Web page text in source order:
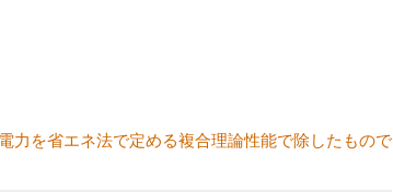
力を省エネ法で定める複合理論性能で除したもので